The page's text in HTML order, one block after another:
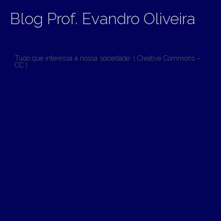
Blog Prof. Evandro Oliveira
Tudo que interessa à nossa sociedade. ( Creative Commons –
CC )